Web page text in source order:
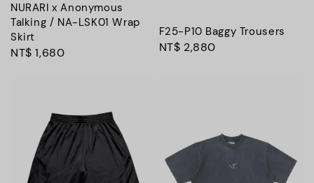
NURARI x Anonymous
Talking / NA-LSK01 Wrap
Skirt
Regular
NT$ 1,680
F25-P10 Baggy Trousers
Regular
NT$ 2,880